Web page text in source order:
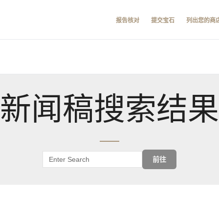
报告核对 提交宝石 列出您的商
新闻稿搜索结果
前往